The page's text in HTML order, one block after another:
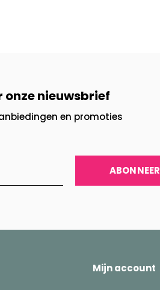
onze nieuwsbrief
en promoties
ABONNEER
Mijn account